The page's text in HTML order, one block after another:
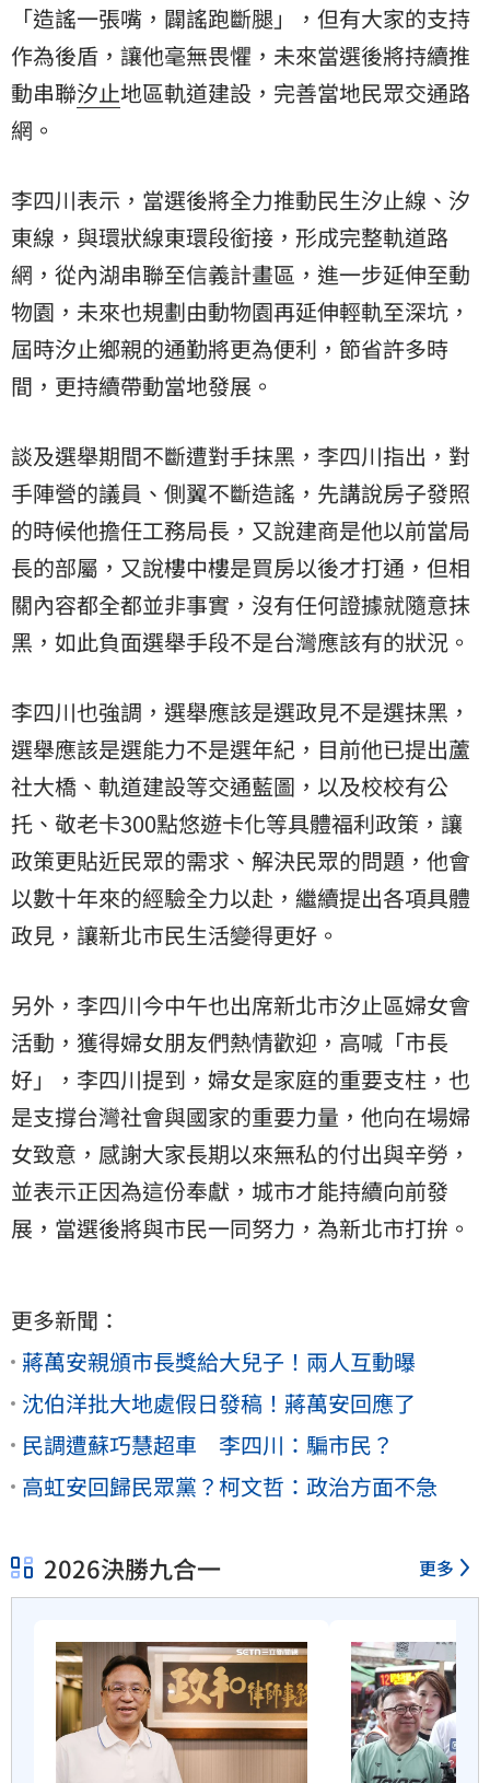
「造謠一張嘴，闢謠跑斷腿」，但有大家的支持
作為後盾，讓他毫無畏懼，未來當選後將持續推
動串聯汐止地區軌道建設，完善當地民眾交通路
網。
李四川表示，當選後將全力推動民生汐止線、汐
東線，與環狀線東環段銜接，形成完整軌道路
網，從內湖串聯至信義計畫區，進一步延伸至動
物園，未來也規劃由動物園再延伸輕軌至深坑，
屆時汐止鄉親的通勤將更為便利，節省許多時
間，更持續帶動當地發展。
談及選舉期間不斷遭對手抹黑，李四川指出，對
手陣營的議員、側翼不斷造謠，先講說房子發照
的時候他擔任工務局長，又說建商是他以前當局
長的部屬，又說樓中樓是買房以後才打通，但相
關內容都全都並非事實，沒有任何證據就隨意抹
黑，如此負面選舉手段不是台灣應該有的狀況。
李四川也強調，選舉應該是選政見不是選抹黑，
選舉應該是選能力不是選年紀，目前他已提出蘆
社大橋、軌道建設等交通藍圖，以及校校有公
托、敬老卡300點悠遊卡化等具體福利政策，讓
政策更貼近民眾的需求、解決民眾的問題，他會
以數十年來的經驗全力以赴，繼續提出各項具體
政見，讓新北市民生活變得更好。
另外，李四川今中午也出席新北市汐止區婦女會
活動，獲得婦女朋友們熱情歡迎，高喊「市長
好」，李四川提到，婦女是家庭的重要支柱，也
是支撐台灣社會與國家的重要力量，他向在場婦
女致意，感謝大家長期以來無私的付出與辛勞，
並表示正因為這份奉獻，城市才能持續向前發
展，當選後將與市民一同努力，為新北市打拚。
更多新聞：
蔣萬安親頒市長獎給大兒子！兩人互動曝
沈伯洋批大地處假日發稿！蔣萬安回應了
民調遭蘇巧慧超車 李四川：騙市民？
高虹安回歸民眾黨？柯文哲：政治方面不急
2026決勝九合一 更多